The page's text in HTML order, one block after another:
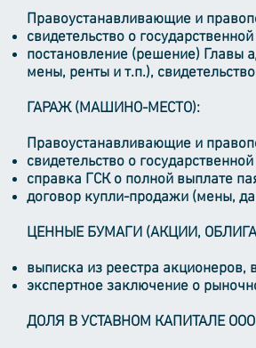
Правоустанавливающие и
свидетельство о
постановление (решение) Главы
мены, ренты и т.п.),
ГАРАЖ (МАШИНО-МЕСТО):
Правоустанавливающие и
свидетельство о
справка ГСК о полной выплате
договор купли-продажи (мены,
ЦЕННЫЕ БУМАГИ (АКЦИИ,
выписка из реестра акционеров,
экспертное заключение о
ДОЛЯ В УСТАВНОМ КАПИТАЛЕ